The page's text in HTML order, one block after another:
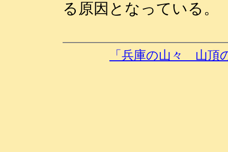
る原因となっている。
「兵庫の山々 山頂